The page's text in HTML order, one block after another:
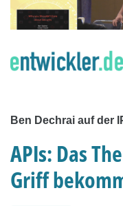
Ben Dechrai auf der
APIs: Das
Griff